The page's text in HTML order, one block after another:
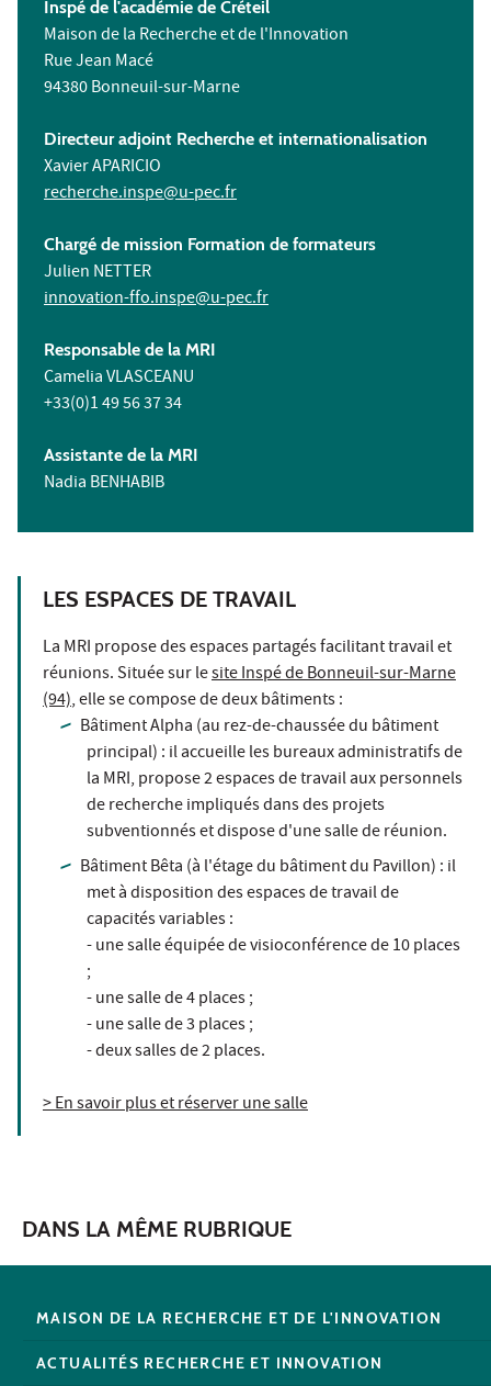
Inspé de l'académie de Créteil
Maison de la Recherche et de l'Innovation
Rue Jean Macé
94380 Bonneuil-sur-Marne
Directeur adjoint Recherche et internationalisation
Xavier APARICIO
recherche.inspe@u-pec.fr
Chargé de mission Formation de formateurs
Julien NETTER
innovation-ffo.inspe@u-pec.fr
Responsable de la MRI
Camelia VLASCEANU
+33(0)1 49 56 37 34
Assistante de la MRI
Nadia BENHABIB
LES ESPACES DE TRAVAIL
La MRI propose des espaces partagés facilitant travail et
réunions. Située sur lesite Inspé de Bonneuil-sur-Marne
(94), elle se compose de deux bâtiments :
Bâtiment Alpha (au rez-de-chaussée du bâtiment
principal) : il accueille les bureaux administratifs de
la MRI, propose 2 espaces de travail aux personnels
de recherche impliqués dans des projets
subventionnés et dispose d'une salle de réunion.
Bâtiment Bêta (à l'étage du bâtiment du Pavillon) : il
met à disposition des espaces de travail de
capacités variables :
- une salle équipée de visioconférence de 10 places
;
- une salle de 4 places ;
- une salle de 3 places ;
- deux salles de 2 places.
> En savoir plus et réserver une salle
DANS LA MÊME RUBRIQUE
MAISON DE LA RECHERCHE ET DE L'INNOVATION
ACTUALITÉS RECHERCHE ET INNOVATION